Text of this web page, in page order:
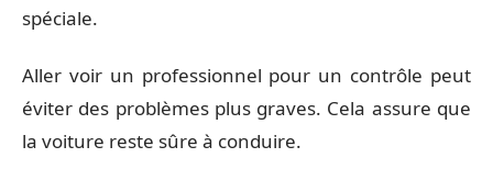
spéciale.
Aller voir un professionnel pour un contrôle peut
éviter des problèmes plus graves. Cela assure que
la voiture reste sûre à conduire.